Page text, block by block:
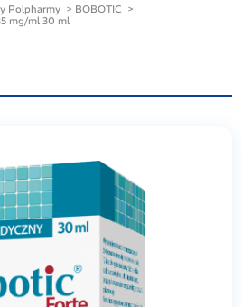
Polpharmy
BOBOTIC
mg/ml 30 ml